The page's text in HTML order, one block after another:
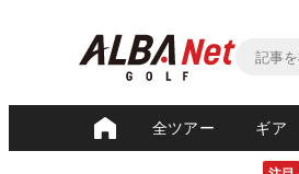
全ツアー ギア